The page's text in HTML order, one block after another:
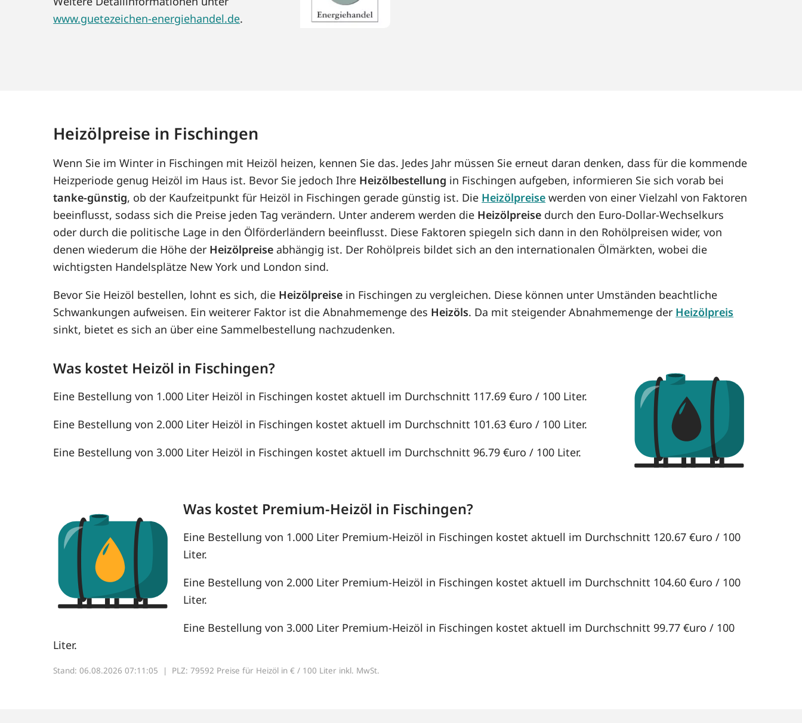
www.guetezeichen-energiehandel.de.
Heizölpreise in Fischingen
Wenn Sie im Winter in Fischingen mit Heizöl heizen, kennen Sie das. Jedes Jahr müssen Sie erneut daran denken, dass für die kommende
Heizperiode genug Heizöl im Haus ist. Bevor Sie jedoch Ihre Heizölbestellung in Fischingen aufgeben, informieren Sie sich vorab bei
tanke-günstig, ob der Kaufzeitpunkt für Heizöl in Fischingen gerade günstig ist. Die Heizölpreise werden von einer Vielzahl von Faktoren
beeinflusst, sodass sich die Preise jeden Tag verändern. Unter anderem werden die Heizölpreise durch den Euro-Dollar-Wechselkurs
oder durch die politische Lage in den Ölförderländern beeinflusst. Diese Faktoren spiegeln sich dann in den Rohölpreisen wider, von
denen wiederum die Höhe der Heizölpreise abhängig ist. Der Rohölpreis bildet sich an den internationalen Ölmärkten, wobei die
wichtigsten Handelsplätze New York und London sind.
Bevor Sie Heizöl bestellen, lohnt es sich, die Heizölpreise in Fischingen zu vergleichen. Diese können unter Umständen beachtliche
Schwankungen aufweisen. Ein weiterer Faktor ist die Abnahmemenge des Heizöls. Da mit steigender Abnahmemenge der Heizölpreis
sinkt, bietet es sich an über eine Sammelbestellung nachzudenken.
Was kostet Heizöl in Fischingen?
Eine Bestellung von 1.000 Liter Heizöl in Fischingen kostet aktuell im Durchschnitt 117.69 €uro / 100 Liter.
Eine Bestellung von 2.000 Liter Heizöl in Fischingen kostet aktuell im Durchschnitt 101.63 €uro / 100 Liter.
Eine Bestellung von 3.000 Liter Heizöl in Fischingen kostet aktuell im Durchschnitt 96.79 €uro / 100 Liter.
Was kostet Premium-Heizöl in Fischingen?
Eine Bestellung von 1.000 Liter Premium-Heizöl in Fischingen kostet aktuell im Durchschnitt 120.67 €uro / 100
Liter.
Eine Bestellung von 2.000 Liter Premium-Heizöl in Fischingen kostet aktuell im Durchschnitt 104.60 €uro / 100
Liter.
Eine Bestellung von 3.000 Liter Premium-Heizöl in Fischingen kostet aktuell im Durchschnitt 99.77 €uro / 100
Liter.
Stand: 06.08.2026 07:11:05 | PLZ: 79592 Preise für Heizöl in € / 100 Liter inkl. MwSt.